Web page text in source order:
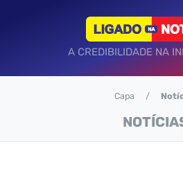
A CREDIBILIDADE NA
Capa